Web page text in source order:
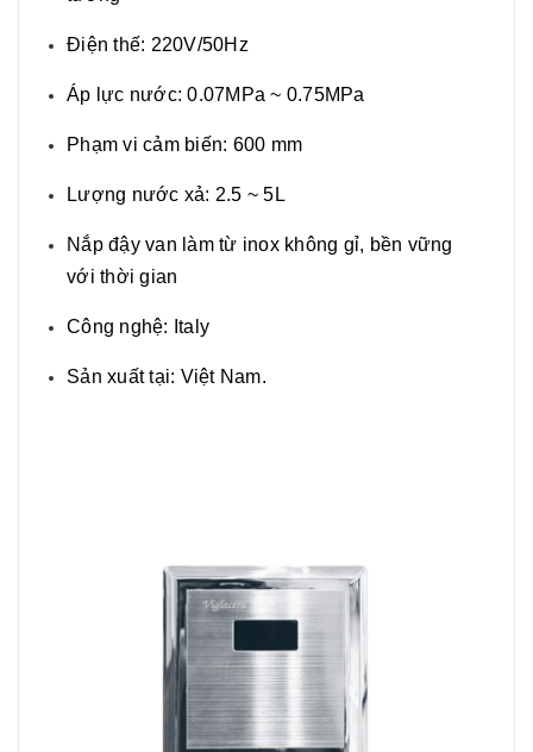
Điện thế: 220V/50Hz
Áp lực nước: 0.07MPa ~ 0.75MPa
Phạm vi cảm biến: 600 mm
Lượng nước xả: 2.5 ~ 5L
Nắp đậy van làm từ inox không gỉ, bền vững
với thời gian
Công nghệ: Italy
Sản xuất tại: Việt Nam.